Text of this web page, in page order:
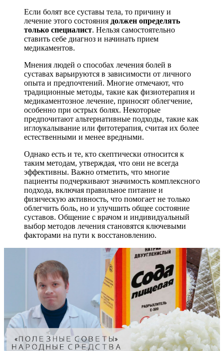
Если болят все суставы тела, то причину и
лечение этого состояния должен определять
только специалист. Нельзя самостоятельно
ставить себе диагноз и начинать прием
медикаментов.
Мнения людей о способах лечения болей в
суставах варьируются в зависимости от личного
опыта и предпочтений. Многие отмечают, что
традиционные методы, такие как физиотерапия и
медикаментозное лечение, приносят облегчение,
особенно при острых болях. Некоторые
предпочитают альтернативные подходы, такие как
иглоукалывание или фитотерапия, считая их более
естественными и менее вредными.
Однако есть и те, кто скептически относится к
таким методам, утверждая, что они не всегда
эффективны. Важно отметить, что многие
пациенты подчеркивают значимость комплексного
подхода, включая правильное питание и
физическую активность, что помогает не только
облегчить боль, но и улучшить общее состояние
суставов. Общение с врачом и индивидуальный
выбор методов лечения становятся ключевыми
факторами на пути к восстановлению.